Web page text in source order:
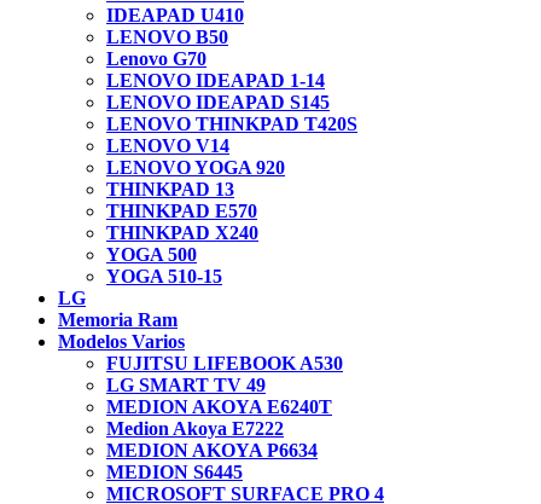
IDEAPAD U410
LENOVO B50
Lenovo G70
LENOVO IDEAPAD 1-14
LENOVO IDEAPAD S145
LENOVO THINKPAD T420S
LENOVO V14
LENOVO YOGA 920
THINKPAD 13
THINKPAD E570
THINKPAD X240
YOGA 500
YOGA 510-15
LG
Memoria Ram
Modelos Varios
FUJITSU LIFEBOOK A530
LG SMART TV 49
MEDION AKOYA E6240T
Medion Akoya E7222
MEDION AKOYA P6634
MEDION S6445
MICROSOFT SURFACE PRO 4